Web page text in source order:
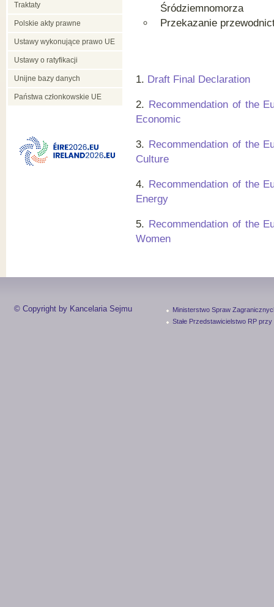
Traktaty
Polskie akty prawne
Ustawy wykonujące prawo UE
Ustawy o ratyfikacji
Unijne bazy danych
Państwa członkowskie UE
Śródziemnomorza
Przekazanie
1. Draft Final Declaration
2. Recommendation of the
Economic
3. Recommendation of the
Culture
4. Recommendation of the
Energy
5. Recommendation of the
Women
© Copyright by Kancelaria Sejmu
Ministerstwo Spraw
Stałe Przedstawicielstwo RP przy